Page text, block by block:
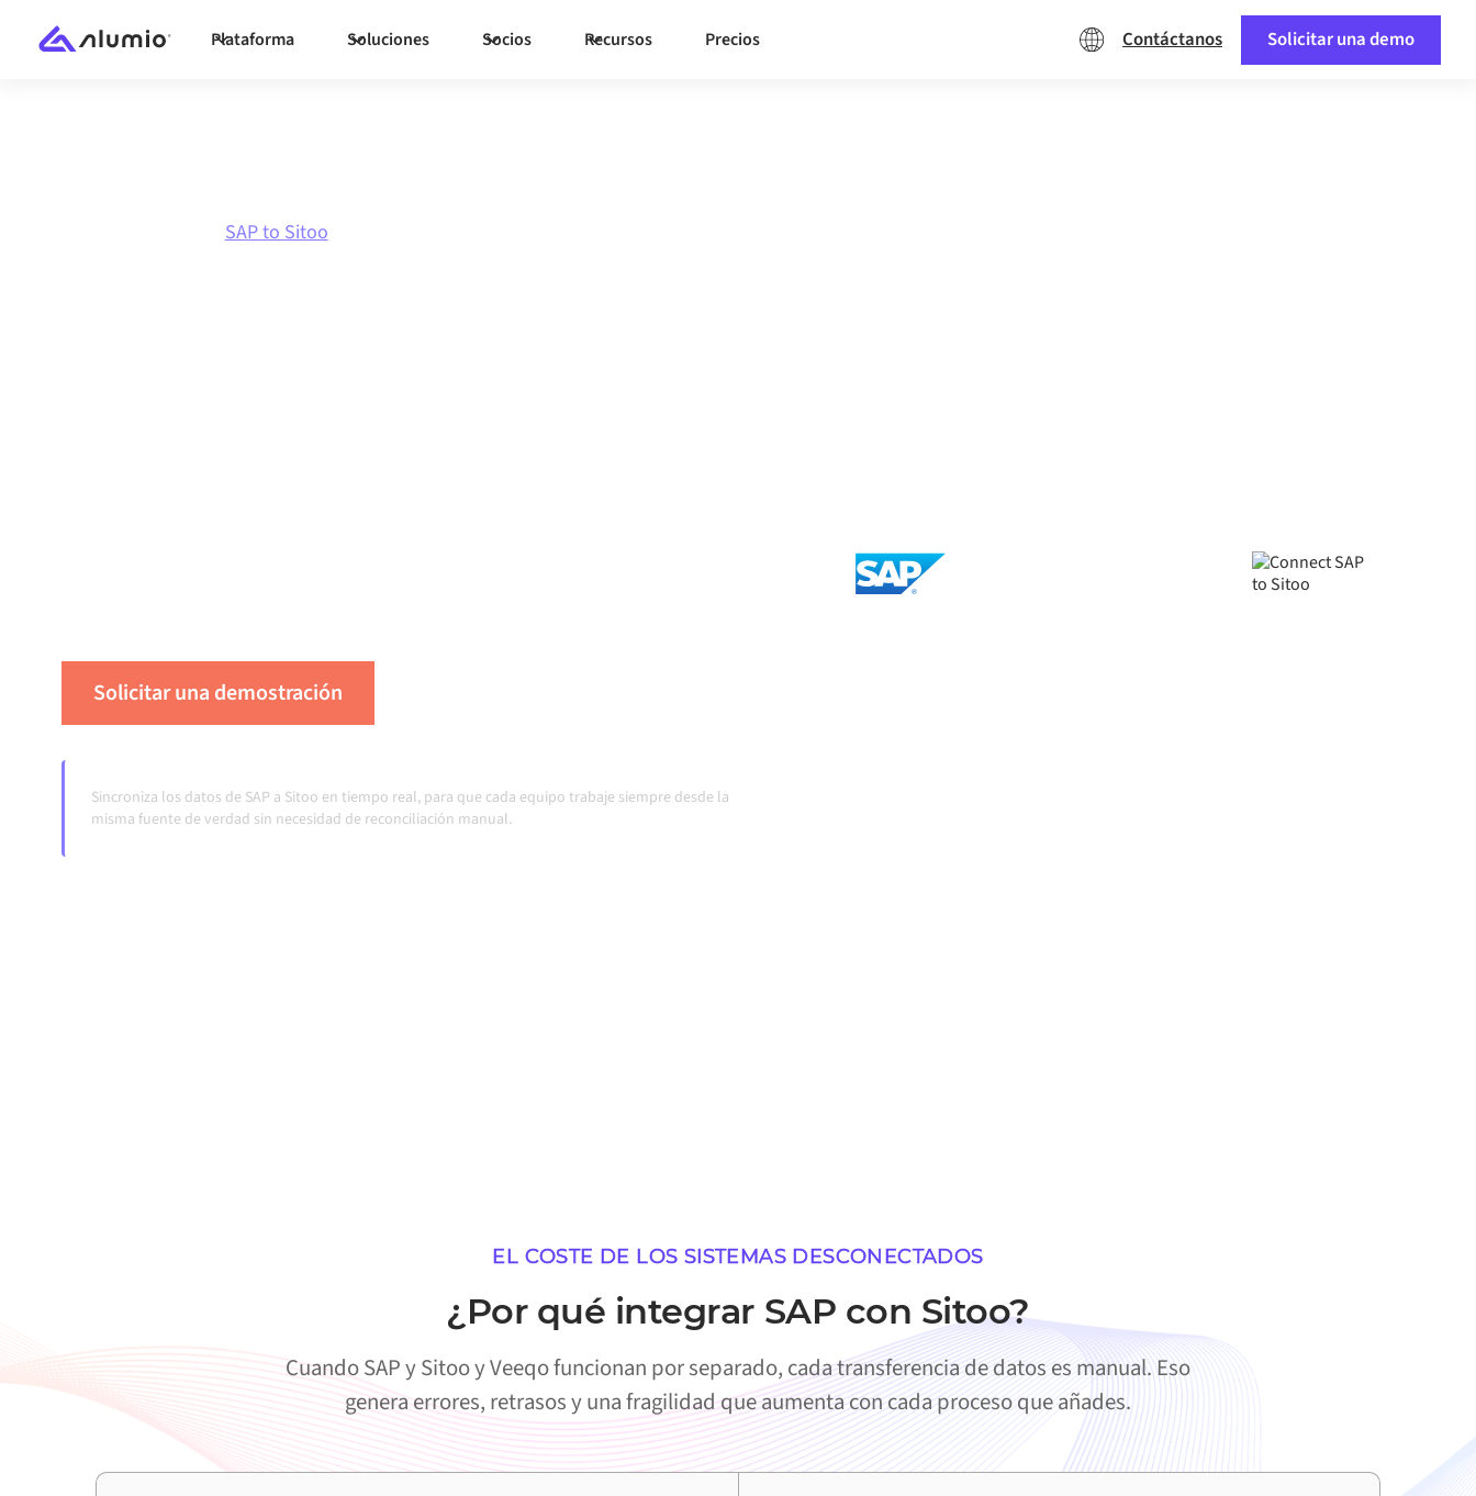
Plataforma Soluciones Socios Recursos Precios Contáctanos Solicitar una demo
SAP to Sitoo
Solicitar una demostración
Sincroniza los datos de SAP a Sitoo en tiempo real, para que cada equipo trabaje siempre desde la
misma fuente de verdad sin necesidad de reconciliación manual.
EL COSTE DE LOS SISTEMAS DESCONECTADOS
¿Por qué integrar SAP con Sitoo?
Cuando SAP y Sitoo y Veeqo funcionan por separado, cada transferencia de datos es manual. Eso
genera errores, retrasos y una fragilidad que aumenta con cada proceso que añades.